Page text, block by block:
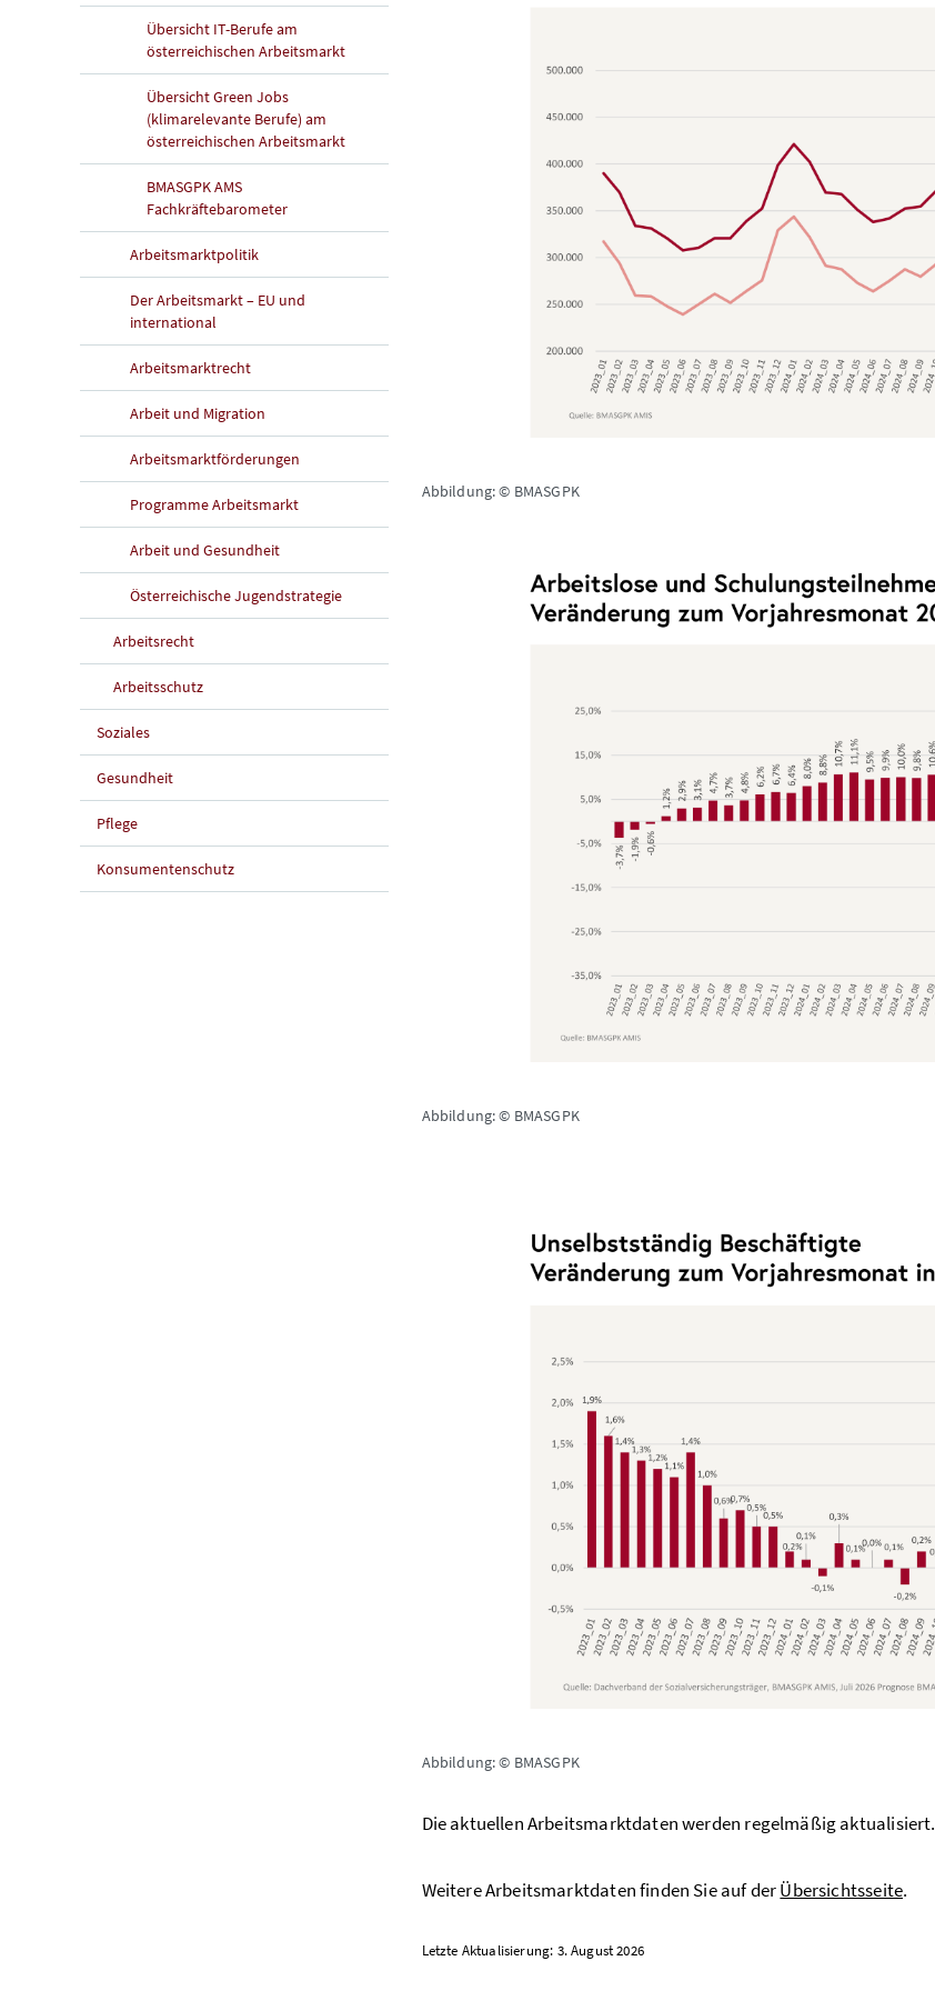
Übersicht IT-Berufe am
österreichischen Arbeitsmarkt
Übersicht Green Jobs
(klimarelevante Berufe) am
österreichischen Arbeitsmarkt
BMASGPK AMS
Fachkräftebarometer
Arbeitsmarktpolitik
Der Arbeitsmarkt – EU und
international
Arbeitsmarktrecht
Arbeit und Migration
Arbeitsmarktförderungen
Programme Arbeitsmarkt
Arbeit und Gesundheit
Österreichische Jugendstrategie
Arbeitsrecht
Arbeitsschutz
Soziales
Gesundheit
Pflege
Konsumentenschutz
Abbildung: © BMASGPK
Abbildung: © BMASGPK
Abbildung: © BMASGPK
Die aktuellenArbeitsmarktdatenwerden regelmäßig aktualisiert.
Weitere Arbeitsmarktdaten finden Sie auf derÜbersichtsseite.
Letzte Aktualisierung: 3. August 2026